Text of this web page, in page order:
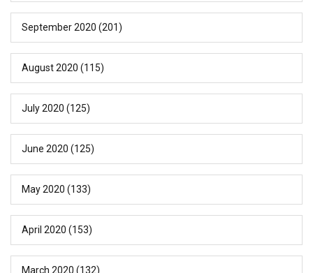
September 2020 (201)
August 2020 (115)
July 2020 (125)
June 2020 (125)
May 2020 (133)
April 2020 (153)
March 2020 (132)